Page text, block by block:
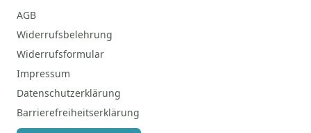
AGB
Widerrufsbelehrung
Widerrufsformular
Impressum
Datenschutzerklärung
Barrierefreiheitserklärung